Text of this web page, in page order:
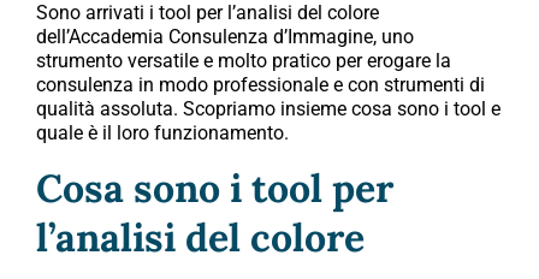
Sono arrivati i tool per l’analisi del colore
dell’Accademia Consulenza d’Immagine, uno
strumento versatile e molto pratico per erogare la
consulenza in modo professionale e con strumenti di
qualità assoluta. Scopriamo insieme cosa sono i tool e
quale è il loro funzionamento.
Cosa sono i tool per
l’analisi del colore